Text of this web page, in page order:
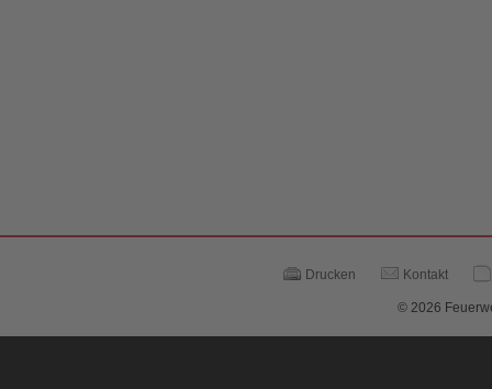
Drucken Kontakt
© 2026